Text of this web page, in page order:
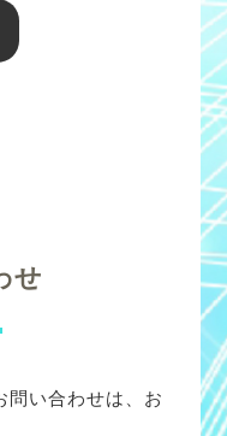
せ
問い合わせは、お